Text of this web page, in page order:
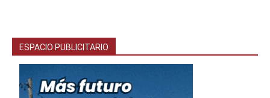
ESPACIO PUBLICITARIO